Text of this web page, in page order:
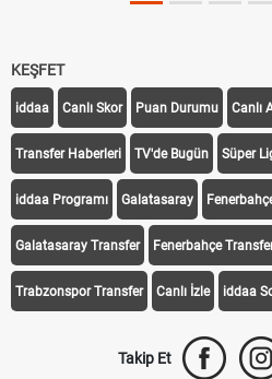
KEŞFET
iddaa Canlı Skor Puan Durumu Canlı
Transfer Haberleri TV'de Bugün Süper
iddaa Programı Galatasaray
Galatasaray Transfer Fenerbahçe
Trabzonspor Transfer Canlı İzle iddaa
Takip Et